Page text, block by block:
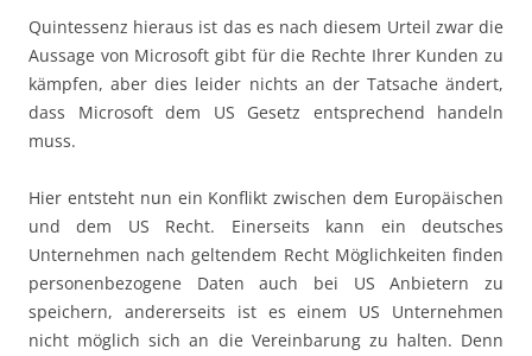
Quintessenz hieraus ist das es nach diesem Urteil zwar die
Aussage von Microsoft gibt für die Rechte Ihrer Kunden zu
kämpfen, aber dies leider nichts an der Tatsache ändert,
dass Microsoft dem US Gesetz entsprechend handeln
muss.
Hier entsteht nun ein Konflikt zwischen dem Europäischen
und dem US Recht. Einerseits kann ein deutsches
Unternehmen nach geltendem Recht Möglichkeiten finden
personenbezogene Daten auch bei US Anbietern zu
speichern, andererseits ist es einem US Unternehmen
nicht möglich sich an die Vereinbarung zu halten. Denn